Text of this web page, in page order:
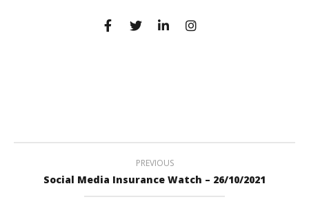
PREVIOUS
Social Media Insurance Watch – 26/10/2021